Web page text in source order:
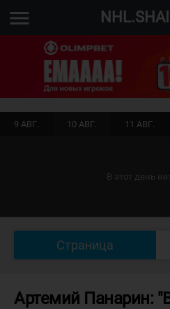
menu
9 АВГ. 10 АВГ. 11 АВГ.
В этот день
Страница
Артемий Панарин: